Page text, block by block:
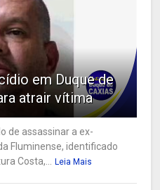
em Duque de
atrair vítima
de assassinar a ex-
Fluminense, identificado
Costa,...
Leia Mais